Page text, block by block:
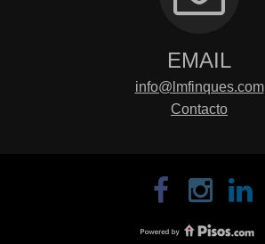
EMAIL
info@lmfinques.com
Contacto